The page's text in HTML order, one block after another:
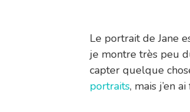
Le portrait de Jane
je montre très peu
capter quelque
portraits, mais j’en